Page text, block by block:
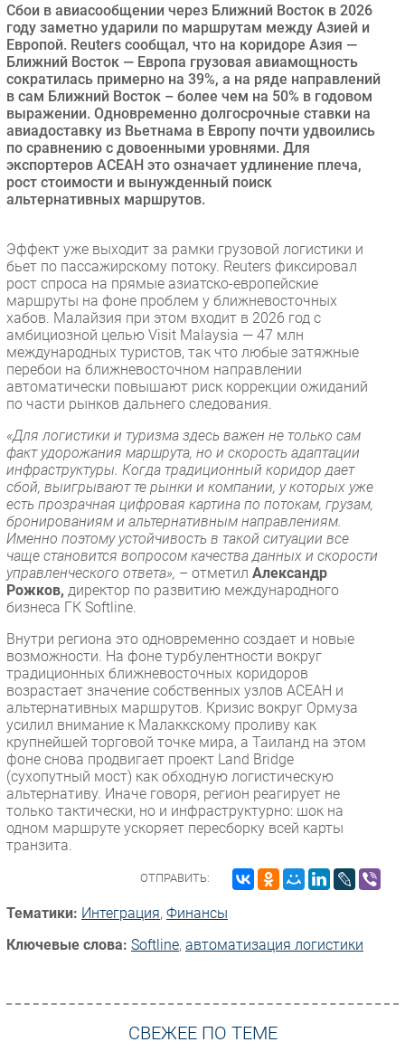
Гаджеты
Здоровье
РАЗДЕЛЫ
Новости
Аналитика
Интервью
Мероприятия
IT класс
Тестовый стенд
Каталог компаний
Сбои в авиасообщении через Ближний Восток в 2026
году заметно ударили по маршрутам между Азией и
Европой. Reuters сообщал, что на коридоре Азия —
Ближний Восток — Европа грузовая авиамощность
сократилась примерно на 39%, а на ряде направлений
в сам Ближний Восток – более чем на 50% в годовом
выражении. Одновременно долгосрочные ставки на
авиадоставку из Вьетнама в Европу почти удвоились
по сравнению с довоенными уровнями. Для
экспортеров АСЕАН это означает удлинение плеча,
рост стоимости и вынужденный поиск
альтернативных маршрутов.
Эффект уже выходит за рамки грузовой логистики и
бьет по пассажирскому потоку. Reuters фиксировал
рост спроса на прямые азиатско-европейские
маршруты на фоне проблем у ближневосточных
хабов. Малайзия при этом входит в 2026 год с
амбициозной целью Visit Malaysia — 47 млн
международных туристов, так что любые затяжные
перебои на ближневосточном направлении
автоматически повышают риск коррекции ожиданий
по части рынков дальнего следования.
«Для логистики и туризма здесь важен не только сам
факт удорожания маршрута, но и скорость адаптации
инфраструктуры. Когда традиционный коридор дает
сбой, выигрывают те рынки и компании, у которых уже
есть прозрачная цифровая картина по потокам, грузам,
бронированиям и альтернативным направлениям.
Именно поэтому устойчивость в такой ситуации все
чаще становится вопросом качества данных и скорости
управленческого ответа», – отметил Александр
Рожков, директор по развитию международного
бизнеса ГК Softline.
Внутри региона это одновременно создает и новые
возможности. На фоне турбулентности вокруг
традиционных ближневосточных коридоров
возрастает значение собственных узлов АСЕАН и
альтернативных маршрутов. Кризис вокруг Ормуза
усилил внимание к Малаккскому проливу как
крупнейшей торговой точке мира, а Таиланд на этом
фоне снова продвигает проект Land Bridge
(сухопутный мост) как обходную логистическую
альтернативу. Иначе говоря, регион реагирует не
только тактически, но и инфраструктурно: шок на
одном маршруте ускоряет пересборку всей карты
транзита.
ОТПРАВИТЬ:
Тематики: Интеграция, Финансы
Ключевые слова: Softline, автоматизация логистики
СВЕЖЕЕ ПО ТЕМЕ